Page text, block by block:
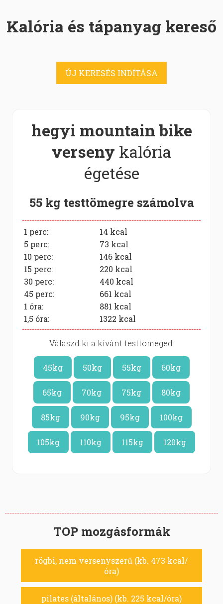
Kalória és tápanyag kereső
ÚJ KERESÉS INDÍTÁSA
hegyi mountain bike
verseny kalória
égetése
55 kg testtömegre számolva
1 perc: 14 kcal
5 perc:
73 kcal
10 perc:
146 kcal
15 perc:
220 kcal
30 perc:
440 kcal
45 perc:
661 kcal
1 óra:
881 kcal
1,5 óra:
1322 kcal
Válaszd ki a kívánt testtömeged:
45kg 50kg 55kg 60kg
65kg 70kg 75kg 80kg
85kg 90kg 95kg 100kg
105kg 110kg 115kg 120kg
TOP mozgásformák
rögbi, nem versenyszerű (kb. 473 kcal/
óra)
pilates (általános) (kb. 225 kcal/óra)